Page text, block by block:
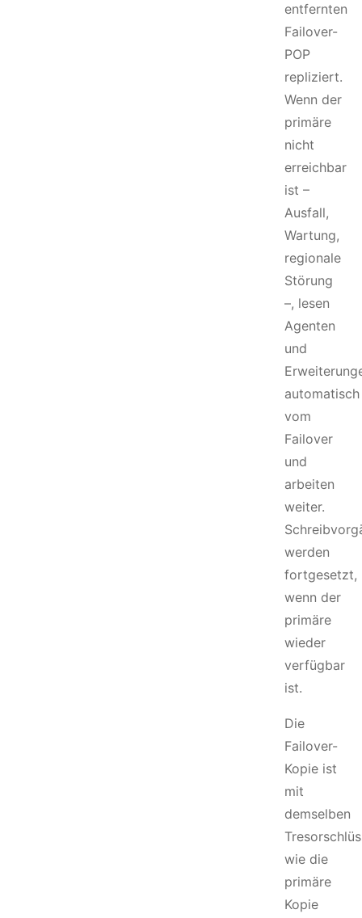
entfernten
Failover-
POP
repliziert.
Wenn der
primäre
nicht
erreichbar
ist –
Ausfall,
Wartung,
regionale
Störung
–, lesen
Agenten
und
automatisch
vom
Failover
und
arbeiten
weiter.
werden
fortgesetzt,
wenn der
primäre
wieder
verfügbar
ist.
Die
Failover-
Kopie ist
mit
demselben
wie die
primäre
Kopie